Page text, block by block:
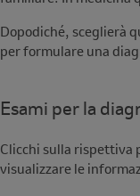
Dopodiché, sceglierà
per formulare una
Esami per la
Description
Clicchi sulla rispettiva
visualizzare le